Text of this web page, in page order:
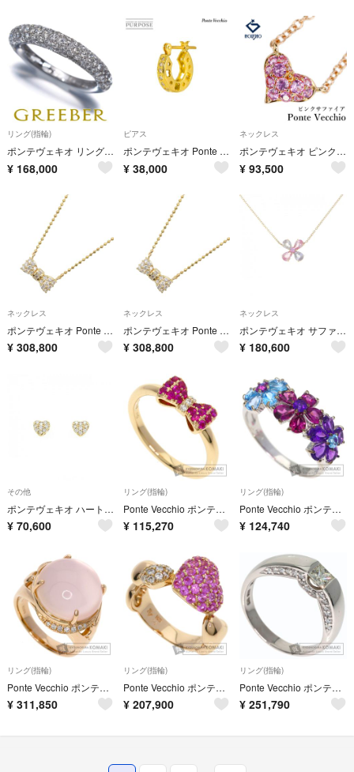
リング(指輪)
ポンテヴェキオ リング ダイヤ ダイヤモンド 0.77ct パヴェ ハーフエタニティ 11号 K18WG
¥ 168,000
ピアス
ポンテヴェキオ Ponte Vecchio ダイヤ 0.08ct フープ ピアス K18 YG イエローゴールド 750 PV 片方のみ 片耳 90330443
¥ 38,000
ネックレス
ポンテヴェキオ ピンクサファイア ネックレス K18ピンクゴールド Ponte Vecchio ハート パヴェ 華奢 中古 宝正 908659
¥ 93,500
ネックレス
ポンテヴェキオ Ponte Vecchio ダイヤモンド ネックレス ネックレス ジュエリー K18（イエローゴールド） ダイヤモンド レディース ゴールド系 / クリア系 【中古】
¥ 308,800
ネックレス
ポンテヴェキオ Ponte Vecchio ダイヤモンド ネックレス ネックレス ジュエリー K18（イエローゴールド） ダイヤモンド レディース ゴールド系 / クリア系 【中古】
¥ 308,800
ネックレス
ポンテヴェキオ サファイヤ ネックレス 3.86CT
¥ 180,600
その他
ポンテヴェキオ ハート ダイヤモンド ピアス 0.250CT
¥ 70,600
リング(指輪)
Ponte Vecchio ポンテヴェキオ リボン ルビー ダイヤモンド リング・指輪 K18PG レディース [中古]
¥ 115,270
リング(指輪)
Ponte Vecchio ポンテヴェキオ フラワー モチーフ ブルートパーズ アメジスト ガーネット リング・指輪 K18WG レディース [中古]
¥ 124,740
リング(指輪)
Ponte Vecchio ポンテヴェキオ ローズクォーツ ダイヤモンド リング・指輪 K18PG レディース [中古]
¥ 311,850
リング(指輪)
Ponte Vecchio ポンテヴェキオ ハート ピンクサファイア ダイヤモンド リング・指輪 K18PG レディース [中古]
¥ 207,900
リング(指輪)
Ponte Vecchio ポンテヴェキオ ダイヤモンド リング・指輪 K18WG レディース [中古]
¥ 251,790